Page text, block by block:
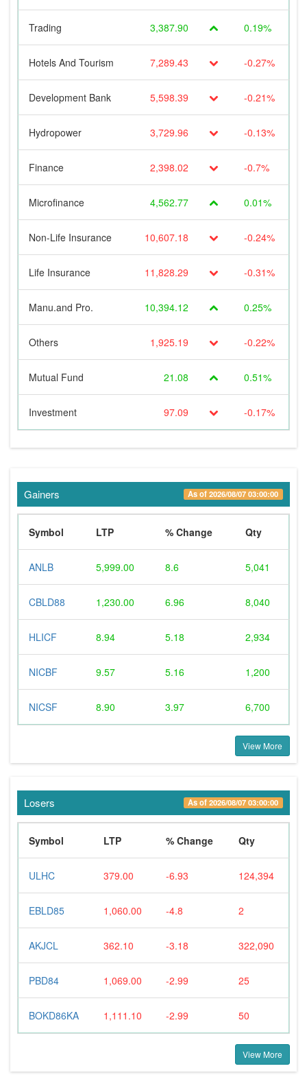
Trading 3,387.90 0.19%
Hotels And Tourism 7,289.43 -0.27%
Development Bank 5,598.39 -0.21%
Hydropower 3,729.96 -0.13%
Finance 2,398.02 -0.7%
Microfinance 4,562.77 0.01%
Non-Life Insurance 10,607.18 -0.24%
Life Insurance 11,828.29 -0.31%
Manu.and Pro. 10,394.12 0.25%
Others 1,925.19 -0.22%
Mutual Fund 21.08 0.51%
Investment 97.09 -0.17%
Gainers As of 2026/08/07 03:00:00
Symbol LTP % Change Qty
ANLB 5,999.00 8.6 5,041
CBLD88 1,230.00 6.96 8,040
HLICF 8.94 5.18 2,934
NICBF 9.57 5.16 1,200
NICSF 8.90 3.97 6,700
View More
Losers As of 2026/08/07 03:00:00
Symbol LTP % Change Qty
ULHC 379.00 -6.93 124,394
EBLD85 1,060.00 -4.8 2
AKJCL 362.10 -3.18 322,090
PBD84 1,069.00 -2.99 25
BOKD86KA 1,111.10 -2.99 50
View More